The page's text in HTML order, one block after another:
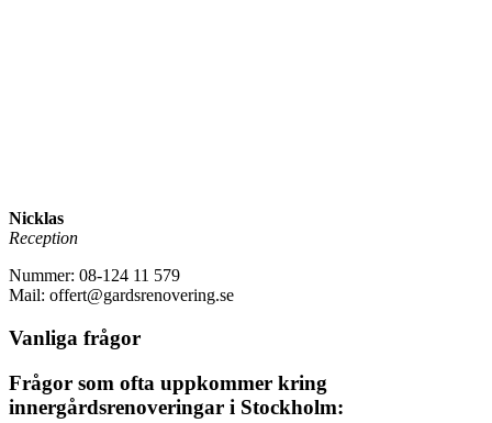
Nicklas
Reception
Nummer: 08-124 11 579
Mail: offert@gardsrenovering.se
Vanliga frågor
Frågor som ofta uppkommer kring
innergårdsrenoveringar i Stockholm: